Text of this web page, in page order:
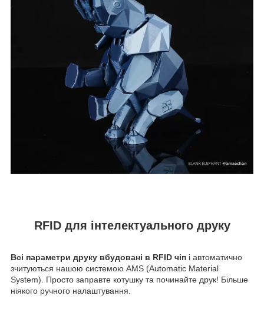
RFID для інтелектуального друку
Всі параметри друку вбудовані в RFID чіп і автоматично
зчитуються нашою системою AMS (Automatic Material
System). Просто заправте котушку та починайте друк! Більше
ніякого ручного налаштування.